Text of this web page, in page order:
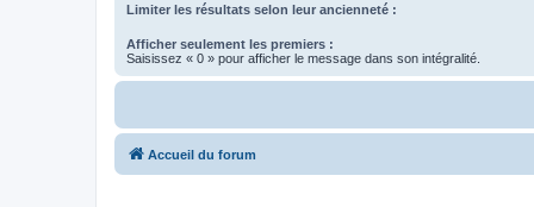
Limiter les résultats selon leur ancienneté :
Afficher seulement les premiers :
Saisissez « 0 » pour afficher le message dans son intégralité.
Accueil du forum